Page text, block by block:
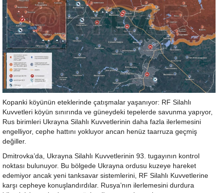
Kopanki köyünün eteklerinde çatışmalar yaşanıyor: RF Silahlı
Kuvvetleri köyün sınırında ve güneydeki tepelerde savunma yapıyor,
Rus birimleri Ukrayna Silahlı Kuvvetlerinin daha fazla ilerlemesini
engelliyor, cephe hattını yokluyor ancan henüz taarruza geçmiş
değiller.
Dmitrovka’da, Ukrayna Silahlı Kuvvetlerinin 93. tugayının kontrol
noktası bulunuyor. Bu bölgede Ukrayna ordusu kuzeye hareket
edemiyor ancak yeni tanksavar sistemlerini, RF Silahlı Kuvvetlerine
karşı cepheye konuşlandırdılar. Rusya’nın ilerlemesini durdura